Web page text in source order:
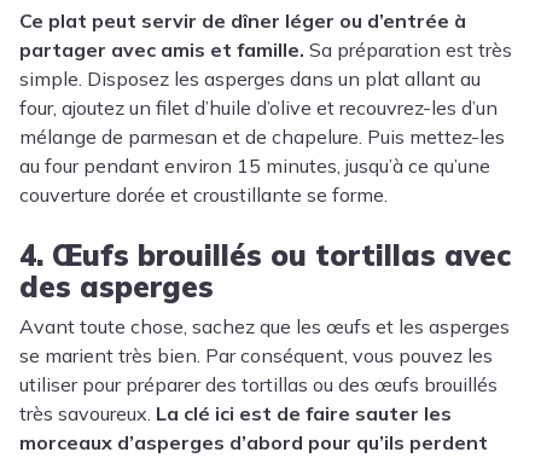
Ce plat peut servir de dîner léger ou d’entrée à
partager avec amis et famille. Sa préparation est très
simple. Disposez les asperges dans un plat allant au
four, ajoutez un filet d’huile d’olive et recouvrez-les d’un
mélange de parmesan et de chapelure. Puis mettez-les
au four pendant environ 15 minutes, jusqu’à ce qu’une
couverture dorée et croustillante se forme.
4. Œufs brouillés ou tortillas avec
des asperges
Avant toute chose, sachez que les œufs et les asperges
se marient très bien. Par conséquent, vous pouvez les
utiliser pour préparer des tortillas ou des œufs brouillés
très savoureux. La clé ici est de faire sauter les
morceaux d’asperges d’abord pour qu’ils perdent